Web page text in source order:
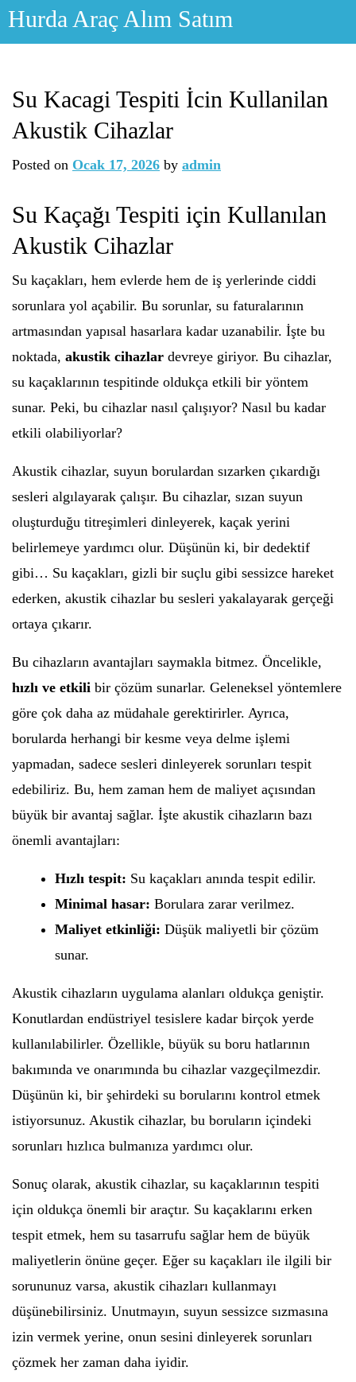
Skip
Hurda Araç Alım Satım
Su Kacagi Tespiti İcin Kullanilan
Akustik Cihazlar
Posted on Ocak 17, 2026 by admin
Su Kaçağı Tespiti için Kullanılan
Akustik Cihazlar
Su kaçakları, hem evlerde hem de iş yerlerinde ciddi
sorunlara yol açabilir. Bu sorunlar, su faturalarının
artmasından yapısal hasarlara kadar uzanabilir. İşte bu
noktada, akustik cihazlar devreye giriyor. Bu cihazlar,
su kaçaklarının tespitinde oldukça etkili bir yöntem
sunar. Peki, bu cihazlar nasıl çalışıyor? Nasıl bu kadar
etkili olabiliyorlar?
Akustik cihazlar, suyun borulardan sızarken çıkardığı
sesleri algılayarak çalışır. Bu cihazlar, sızan suyun
oluşturduğu titreşimleri dinleyerek, kaçak yerini
belirlemeye yardımcı olur. Düşünün ki, bir dedektif
gibi… Su kaçakları, gizli bir suçlu gibi sessizce hareket
ederken, akustik cihazlar bu sesleri yakalayarak gerçeği
ortaya çıkarır.
Bu cihazların avantajları saymakla bitmez. Öncelikle,
hızlı ve etkili bir çözüm sunarlar. Geleneksel yöntemlere
göre çok daha az müdahale gerektirirler. Ayrıca,
borularda herhangi bir kesme veya delme işlemi
yapmadan, sadece sesleri dinleyerek sorunları tespit
edebiliriz. Bu, hem zaman hem de maliyet açısından
büyük bir avantaj sağlar. İşte akustik cihazların bazı
önemli avantajları:
Hızlı tespit: Su kaçakları anında tespit edilir.
Minimal hasar: Borulara zarar verilmez.
Maliyet etkinliği: Düşük maliyetli bir çözüm
sunar.
Akustik cihazların uygulama alanları oldukça geniştir.
Konutlardan endüstriyel tesislere kadar birçok yerde
kullanılabilirler. Özellikle, büyük su boru hatlarının
bakımında ve onarımında bu cihazlar vazgeçilmezdir.
Düşünün ki, bir şehirdeki su borularını kontrol etmek
istiyorsunuz. Akustik cihazlar, bu boruların içindeki
sorunları hızlıca bulmanıza yardımcı olur.
Sonuç olarak, akustik cihazlar, su kaçaklarının tespiti
için oldukça önemli bir araçtır. Su kaçaklarını erken
tespit etmek, hem su tasarrufu sağlar hem de büyük
maliyetlerin önüne geçer. Eğer su kaçakları ile ilgili bir
sorununuz varsa, akustik cihazları kullanmayı
düşünebilirsiniz. Unutmayın, suyun sessizce sızmasına
izin vermek yerine, onun sesini dinleyerek sorunları
çözmek her zaman daha iyidir.